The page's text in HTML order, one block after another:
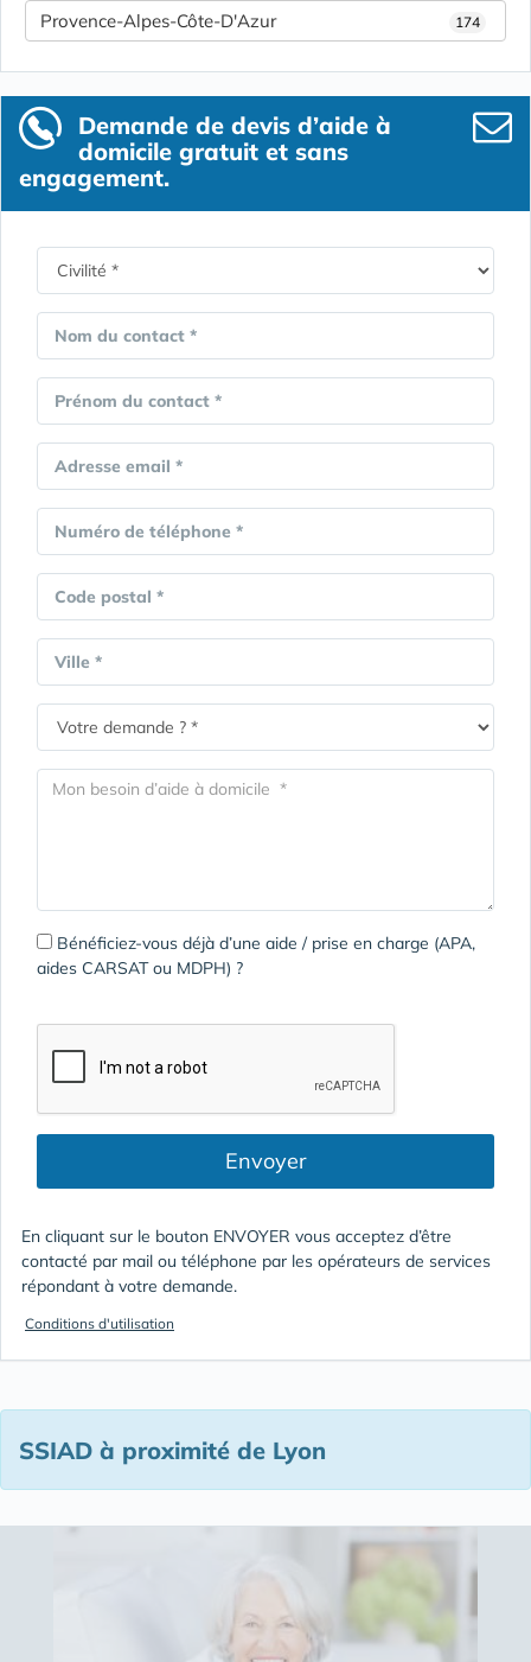
Provence-Alpes-Côte-D'Azur 174
Demande de devis d’aide à
domicile gratuit et sans
engagement.
Nom du contact *
Prénom du contact *
Adresse email *
Numéro de téléphone *
Code postal *
Ville *
Bénéficiez-vous déjà d’une aide / prise en charge (APA,
aides CARSAT ou MDPH) ?
Envoyer
En cliquant sur le bouton ENVOYER vous acceptez d’être
contacté par mail ou téléphone par les opérateurs de services
répondant à votre demande.
Conditions d'utilisation
SSIAD à proximité de Lyon